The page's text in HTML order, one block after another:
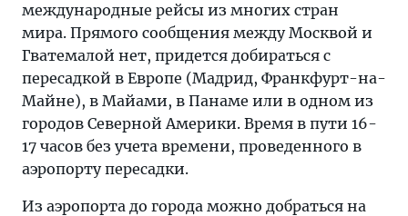
международные рейсы из многих стран
мира. Прямого сообщения между Москвой и
Гватемалой нет, придется добираться с
пересадкой в Европе (Мадрид, Франкфурт-на-
Майне), в Майами, в Панаме или в одном из
городов Северной Америки. Время в пути 16-
17 часов без учета времени, проведенного в
аэропорту пересадки.
Из аэропорта до города можно добраться на